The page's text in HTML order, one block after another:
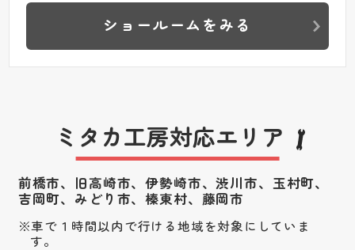
ショールームをみる
ミタカ工房対応エリア
前橋市、旧高崎市、伊勢崎市、渋川市、 玉村町、
吉岡町、みどり市、榛東村、藤岡市
車で１時間以内で行ける地域を対象にしていま
す。